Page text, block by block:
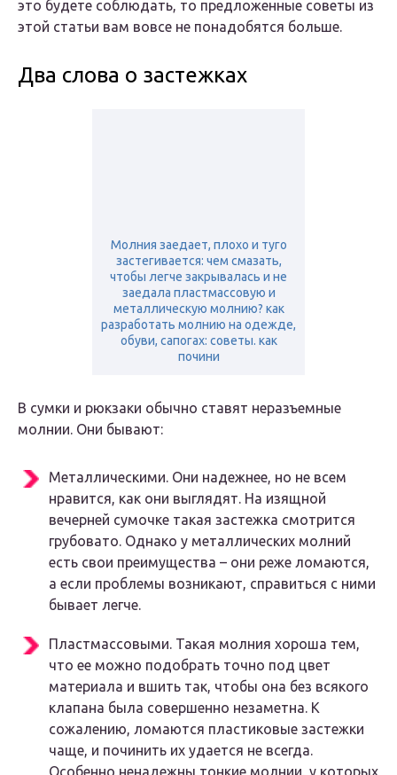
это будете соблюдать, то предложенные советы из
этой статьи вам вовсе не понадобятся больше.
Два слова о застежках
Молния заедает, плохо и туго
застегивается: чем смазать,
чтобы легче закрывалась и не
заедала пластмассовую и
металлическую молнию? как
разработать молнию на одежде,
обуви, сапогах: советы. как
почини
В сумки и рюкзаки обычно ставят неразъемные
молнии. Они бывают:
Металлическими. Они надежнее, но не всем
нравится, как они выглядят. На изящной
вечерней сумочке такая застежка смотрится
грубовато. Однако у металлических молний
есть свои преимущества – они реже ломаются,
а если проблемы возникают, справиться с ними
бывает легче.
Пластмассовыми. Такая молния хороша тем,
что ее можно подобрать точно под цвет
материала и вшить так, чтобы она без всякого
клапана была совершенно незаметна. К
сожалению, ломаются пластиковые застежки
чаще, и починить их удается не всегда.